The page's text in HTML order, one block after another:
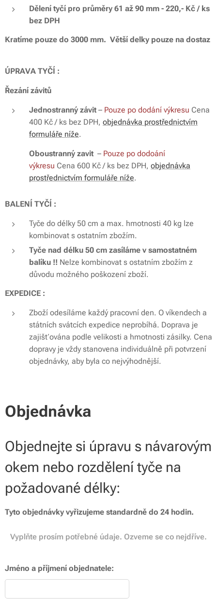
Dělení tyčí pro průměry 61 až 90 mm - 220,- Kč / ks
bez DPH
Kratíme pouze do 3000 mm. Větší delky pouze na dostaz
ÚPRAVA TYČÍ :
Řezání závitů
Jednostranný závit – Pouze po dodání výkresu Cena
400 Kč / ks bez DPH, objednávka prostřednictvím
formuláře níže.
Oboustranný zavit – Pouze po dodoání
výkresu Cena 600 Kč / ks bez DPH, objednávka
prostřednictvím formuláře níže.
BALENÍ TYČÍ :
Tyče do délky 50 cm a max. hmotnosti 40 kg lze
kombinovat s ostatním zbožím.
Tyče nad délku 50 cm zasíláme v samostatném
balíku !! Nelze kombinovat s ostatním zbožím z
důvodu možného poškození zboží.
EXPEDICE :
Zboží odesíláme každý pracovní den. O víkendech a
státních svátcích expedice neprobíhá. Doprava je
zajišťována podle velikosti a hmotnosti zásilky. Cena
dopravy je vždy stanovena individuálně při potvrzení
objednávky, aby byla co nejvýhodnější.
Objednávka
Objednejte si úpravu s návarovým
okem nebo rozdělení tyče na
požadované délky:
Tyto objednávky vyřizujeme standardně do 24 hodin.
Vyplňte prosím potřebné údaje. Ozveme se co nejdříve.
Jméno a příjmení objednatele: